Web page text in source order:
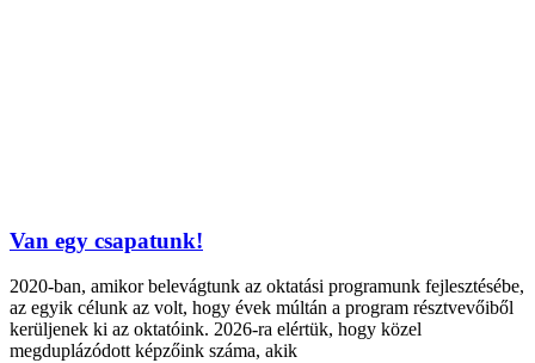
Van egy csapatunk!
2020-ban, amikor belevágtunk az oktatási programunk fejlesztésébe,
az egyik célunk az volt, hogy évek múltán a program résztvevőiből
kerüljenek ki az oktatóink. 2026-ra elértük, hogy közel
megduplázódott képzőink száma, akik